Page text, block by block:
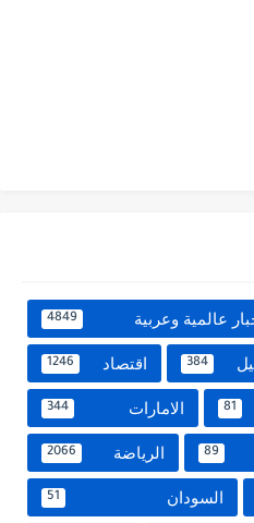
عالمية وعربية 4849
384 اقتصاد 1246
81 الامارات 344
89 الرياضة 2066
السودان 51